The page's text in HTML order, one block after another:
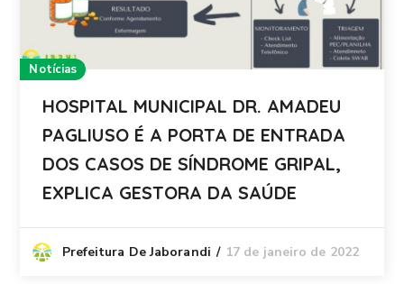
Notícias
HOSPITAL MUNICIPAL DR. AMADEU
PAGLIUSO É A PORTA DE ENTRADA
DOS CASOS DE SÍNDROME GRIPAL,
EXPLICA GESTORA DA SAÚDE
Prefeitura De Jaborandi 17 de janeiro de 2022